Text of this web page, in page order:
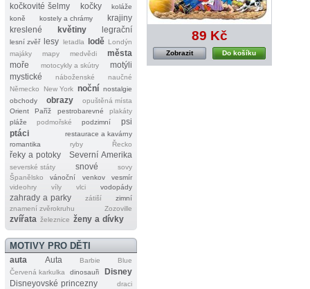
kočkovité šelmy
kočky
koláže
koně
kostely a chrámy
krajiny
kreslené
květiny legrační
lesní zvěř lesy letadla lodě Londýn
majáky
mapy medvědi
města
moře
motocykly a skútry
motýli
mystické
náboženské
naučné
Německo
New York noční nostalgie
obchody
obrazy
opuštěná místa
Orient
Paříž pestrobarevné
plakáty
pláže
podmořské podzimní
psi
ptáci
restaurace a kavárny
romantika
ryby Řecko
řeky a potoky Severní Amerika
severské státy snové
sovy
Španělsko
vánoční venkov
vesmír
videohry
víly vlci vodopády
zahrady a parky zátiší
zimní
znamení zvěrokruhu
Zozoville
zvířata železnice ženy a dívky
MOTIVY PRO DĚTI
auta Auta Barbie
Blue
Červená karkulka
dinosauři
Disney
Disneyovské princezny
draci
89 Kč
Do košíku
Zobrazit